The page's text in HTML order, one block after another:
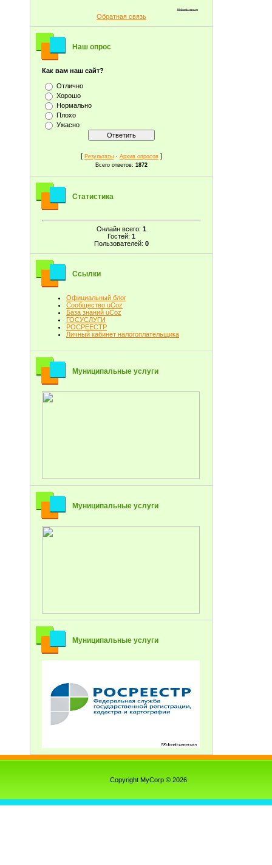
Обратная связь
Наш опрос
Как вам наш сайт?
Отлично
Хорошо
Нормально
Плохо
Ужасно
[ Результаты · Архив опросов ]
Всего ответов: 1872
Статистика
Онлайн всего: 1
Гостей: 1
Пользователей: 0
Ссылки
Официальный блог
Сообщество uCoz
База знаний uCoz
ГОСУСЛУГИ
РОСРЕЕСТР
Личный кабинет налогоплательщика
Муниципальные услуги
Муниципальные услуги
Муниципальные услуги
Copyright MyCorp © 2026